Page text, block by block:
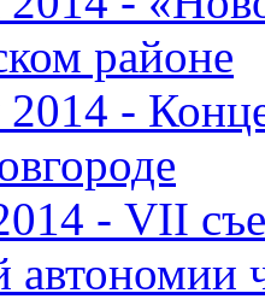
районе
2014 -
- VII
автономии